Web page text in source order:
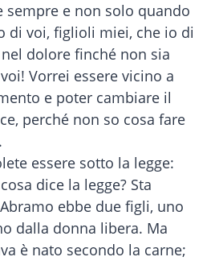
sempre e non solo quando
di voi, figlioli miei, che io di
dolore finché non sia
Vorrei essere vicino a
e poter cambiare il
perché non so cosa fare
essere sotto la legge:
dice la legge? Sta
ebbe due figli, uno
dalla donna libera. Ma
è nato secondo la carne;